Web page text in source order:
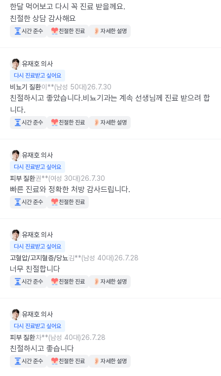
한달 먹어보고 다시 꼭 진료 받을께요.
친절한 상담 감사해요
시간 준수 친절한 진료 자세한 설명
유재호의사
다시 진료받고 싶어요
비뇨기 질환이**(남성 50대)26.7.30
친절하시고 좋았습니다.비뇨기과는 계속 선생님께 진료 받으려 합
니다.
시간 준수 친절한 진료 자세한 설명
유재호의사
다시 진료받고 싶어요
피부 질환권**(여성 30대)26.7.30
빠른 진료와 정확한 처방 감사드립니다.
시간 준수 친절한 진료
유재호의사
다시 진료받고 싶어요
고혈압/고지혈증/당뇨김**(남성 40대)26.7.28
너무 친절합니다
시간 준수 친절한 진료 자세한 설명
유재호의사
다시 진료받고 싶어요
피부 질환차**(남성 40대)26.7.28
친절하시고 좋습니다
시간 준수 친절한 진료 자세한 설명